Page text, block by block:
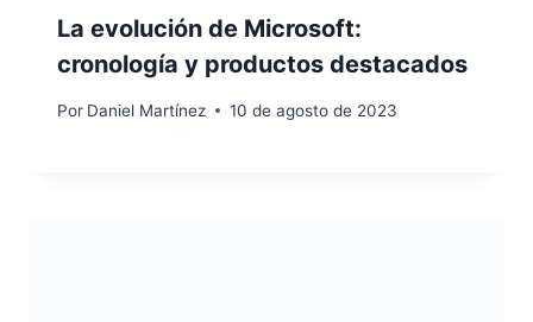
La evolución de Microsoft:
cronología y productos destacados
Por Daniel Martínez 10 de agosto de 2023